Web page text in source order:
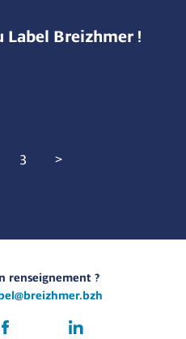
Label Breizhmer !
3 >
renseignement ?